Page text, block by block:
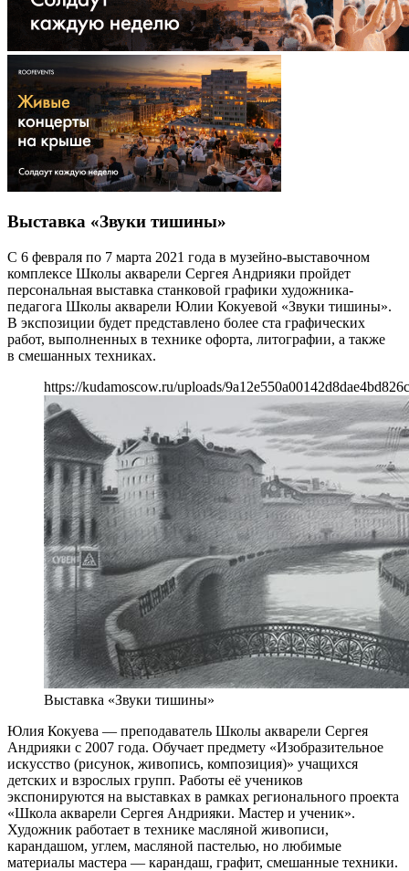
Выставка «Звуки тишины»
С 6 февраля по 7 марта 2021 года в музейно-выставочном
комплексе Школы акварели Сергея Андрияки пройдет
персональная выставка станковой графики художника-
педагога Школы акварели Юлии Кокуевой «Звуки тишины».
В экспозиции будет представлено более ста графических
работ, выполненных в технике офорта, литографии, а также
в смешанных техниках.
https://kudamoscow.ru/uploads/
Выставка «Звуки тишины»
Юлия Кокуева — преподаватель Школы акварели Сергея
Андрияки с 2007 года. Обучает предмету «Изобразительное
искусство (рисунок, живопись, композиция)» учащихся
детских и взрослых групп. Работы её учеников
экспонируются на выставках в рамках регионального проекта
«Школа акварели Сергея Андрияки. Мастер и ученик».
Художник работает в технике масляной живописи,
карандашом, углем, масляной пастелью, но любимые
материалы мастера — карандаш, графит, смешанные техники.